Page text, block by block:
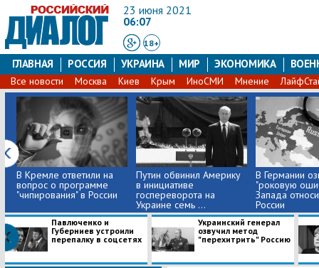
23 июня 2021
06:07
18+
ГЛАВНАЯ РОССИЯ УКРАИНА МИР ЭКОНОМИКА
Все новости Москва Киев Крым ИноСМИ Мнение
В Кремле ответили на
вопрос о программе
"чипирования" в России
Путин обвинил Америку
в инициативе
госпереворота на
Украине семь ...
В Германии
"роковую
Запада
России
Павлюченко и
Губерниев устроили
перепалку в соцсетях
Украинский генерал
озвучил метод
"перехитрить" Россию